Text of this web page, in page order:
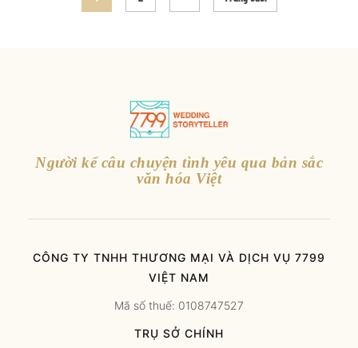
Người kể câu chuyện tình yêu qua bản sắc
văn hóa Việt
CÔNG TY TNHH THƯƠNG MẠI VÀ DỊCH VỤ 7799
VIỆT NAM
Mã số thuế: 0108747527
TRỤ SỞ CHÍNH